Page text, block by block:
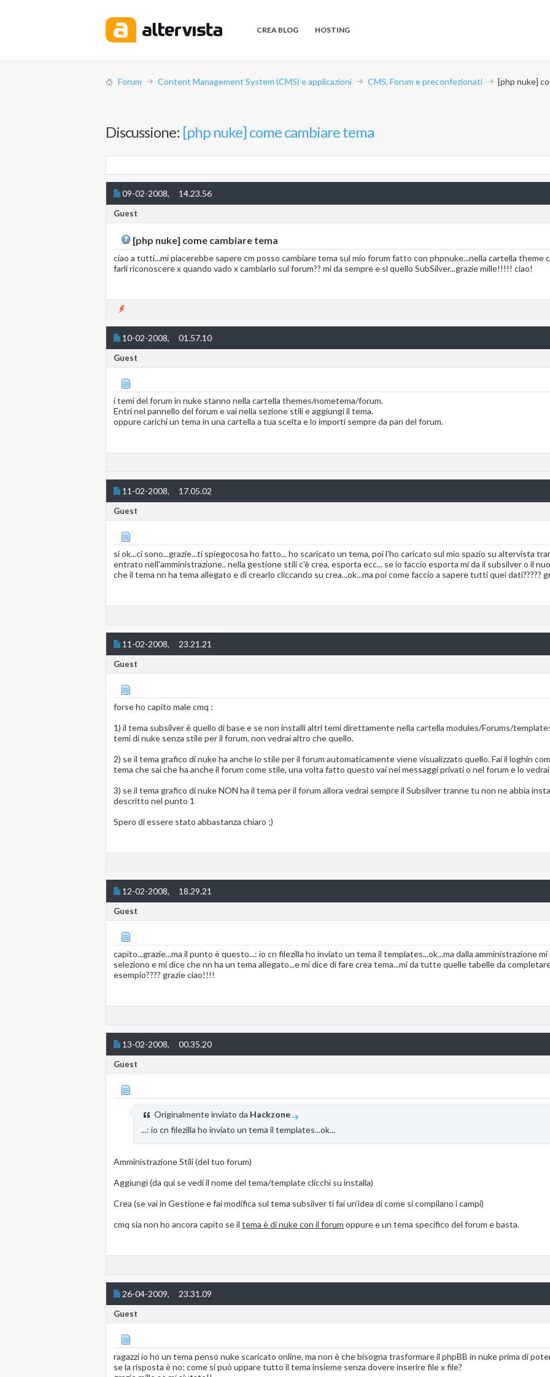
CREA BLOG HOSTING
Forum Content Management System (CMS) e applicazioni CMS, Forum e preconfezionati
[php nuke]
Discussione: [php nuke] come cambiare tema
09-02-2008, 14.23.56
Guest
[php nuke] come cambiare tema
ciao a tutti...mi piacerebbe sapere cm posso cambiare tema sul mio forum fatto con phpnuke...nella cartella theme
farli riconoscere x quando vado x cambiarlo sul forum?? mi da sempre e sl quello SubSilver...grazie mille!!!!! ciao!
10-02-2008, 01.57.10
Guest
i temi del forum in nuke stanno nella cartella themes/nometema/forum.
Entri nel pannello del forum e vai nella sezione stili e aggiungi il tema.
oppure carichi un tema in una cartella a tua scelta e lo importi sempre da pan del forum.
11-02-2008, 17.05.02
Guest
si ok...ci sono...grazie...ti spiegocosa ho fatto... ho scaricato un tema, poi l'ho caricato sul mio spazio su altervista
entrato nell'amministrazione.. nella gestione stili c'è crea, esporta ecc... se io faccio esporta mi da il subsilver o il
che il tema nn ha tema allegato e di crearlo cliccando su crea...ok...ma poi come faccio a sapere tutti quei dati?????
11-02-2008, 23.21.21
Guest
forse ho capito male cmq :
1) il tema subsilver è quello di base e se non installi altri temi direttamente nella cartella modules/Forums/
temi di nuke senza stile per il forum, non vedrai altro che quello.
2) se il tema grafico di nuke ha anche lo stile per il forum automaticamente viene visualizzato quello. Fai il loghin
tema che sai che ha anche il forum come stile, una volta fatto questo vai nei messaggi privati o nel forum e lo
3) se il tema grafico di nuke NON ha il tema per il forum allora vedrai sempre il Subsilver tranne tu non ne abbia
descritto nel punto 1
Spero di essere stato abbastanza chiaro ;)
12-02-2008, 18.29.21
Guest
capito...grazie...ma il punto è questo...: io cn filezilla ho inviato un tema il templates...ok...ma dalla amministrazione
seleziono e mi dice che nn ha un tema allegato...e mi dice di fare crea tema...mi da tutte quelle tabelle da
esempio???? grazie ciao!!!!
13-02-2008, 00.35.20
Guest
Originalmente inviato da Hackzone
...: io cn filezilla ho inviato un tema il templates...ok...
Amministrazione Stili (del tuo forum)
Aggiungi (da qui se vedi il nome del tema/template clicchi su installa)
Crea (se vai in Gestione e fai modifica sul tema subsilver ti fai un'idea di come si compilano i campi)
cmq sia non ho ancora capito se il tema è dinuke con il forum oppure e un tema specifico del forum e basta.
26-04-2009, 23.31.09
Guest
ragazzi io ho un tema penso nuke scaricato online, ma non è che bisogna trasformare il phpBB in nuke prima di
se la risposta è no; come si può uppare tutto il tema insieme senza dovere inserire file x file?